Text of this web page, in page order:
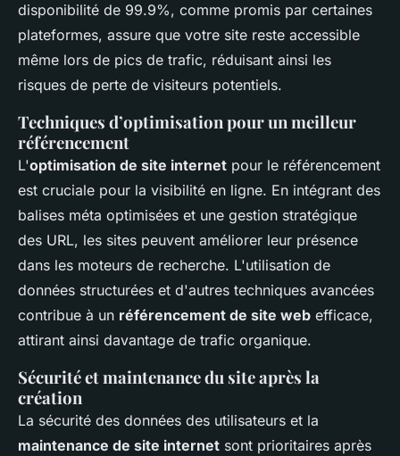
disponibilité de 99.9%, comme promis par certaines
plateformes, assure que votre site reste accessible
même lors de pics de trafic, réduisant ainsi les
risques de perte de visiteurs potentiels.
Techniques d’optimisation pour un meilleur
référencement
L'optimisation de site internet pour le référencement
est cruciale pour la visibilité en ligne. En intégrant des
balises méta optimisées et une gestion stratégique
des URL, les sites peuvent améliorer leur présence
dans les moteurs de recherche. L'utilisation de
données structurées et d'autres techniques avancées
contribue à un référencement de site web efficace,
attirant ainsi davantage de trafic organique.
Sécurité et maintenance du site après la
création
La sécurité des données des utilisateurs et la
maintenance de site internet sont prioritaires après